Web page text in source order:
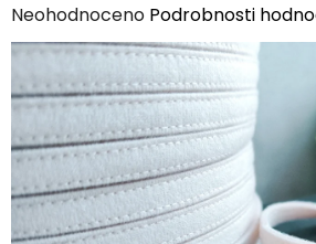
Průměrné
hodnocení
produktu
je
0,0
z
5
hvězdiček.
Neohodnoceno Podrobnosti